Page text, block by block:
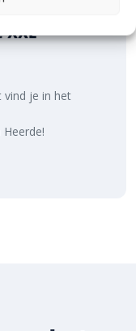
XXL
vind je in het